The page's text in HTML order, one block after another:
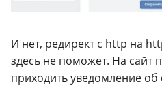
И нет, редирект с http на
здесь не поможет. На сайт
приходить уведомление об